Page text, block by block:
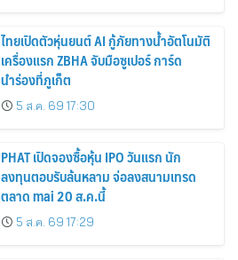
ไทยเปิดตัวหุ่นยนต์ AI กู้ภัยทางน้ำอัตโนมัติ
เครื่องแรก ZBHA จับมือซูเปอร์ การ์ด
นำร่องที่ภูเก็ต
5 ส.ค. 69 17:30
PHAT เปิดจองซื้อหุ้น IPO วันแรก นัก
ลงทุนตอบรับล้นหลาม จ่อลงสนามเทรด
ตลาด mai 20 ส.ค.นี้
5 ส.ค. 69 17:29